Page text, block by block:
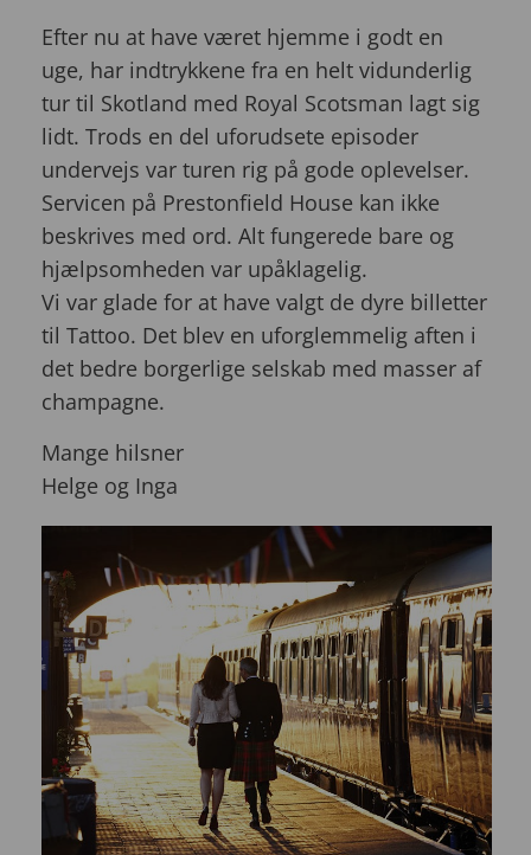
Efter nu at have været hjemme i godt en
uge, har indtrykkene fra en helt vidunderlig
tur til Skotland med Royal Scotsman lagt sig
lidt. Trods en del uforudsete episoder
undervejs var turen rig på gode oplevelser.
Servicen på Prestonfield House kan ikke
beskrives med ord. Alt fungerede bare og
hjælpsomheden var upåklagelig.
Vi var glade for at have valgt de dyre billetter
til Tattoo. Det blev en uforglemmelig aften i
det bedre borgerlige selskab med masser af
champagne.
Mange hilsner
Helge og Inga